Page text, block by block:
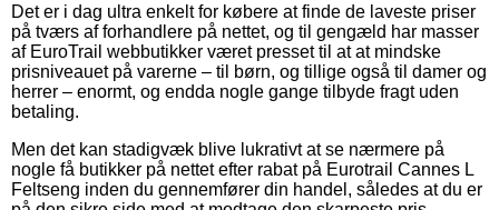
Det er i dag ultra enkelt for købere at finde de laveste priser
på tværs af forhandlere på nettet, og til gengæld har masser
af EuroTrail webbutikker været presset til at at mindske
prisniveauet på varerne – til børn, og tillige også til damer og
herrer – enormt, og endda nogle gange tilbyde fragt uden
betaling.
Men det kan stadigvæk blive lukrativt at se nærmere på
nogle få butikker på nettet efter rabat på Eurotrail Cannes L
Feltseng inden du gennemfører din handel, således at du er